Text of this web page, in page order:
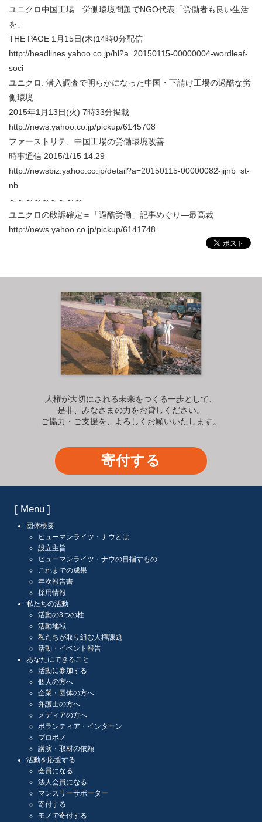
ユニクロ中国工場 労働環境問題でNGO代表「労働者も良い生活
を」
THE PAGE 1月15日(木)14時0分配信
http://headlines.yahoo.co.jp/hl?a=20150115-00000004-wordleaf-
soci
ユニクロ: 潜入調査で明らかになった中国・下請け工場の過酷な労
働環境
2015年1月13日(火) 7時33分掲載
http://news.yahoo.co.jp/pickup/6145708
ファーストリテ、中国工場の労働環境改善
時事通信 2015/1/15 14:29
http://newsbiz.yahoo.co.jp/detail?a=20150115-00000082-jijnb_st-
nb
～～～～～～～～～
ユニクロの敗訴確定＝「過酷労働」記事めぐり―最高裁
http://news.yahoo.co.jp/pickup/6141748
人権が大切にされる未来をつくる一歩として、
是非、みなさまの力をお貸しください。
ご協力・ご支援を、よろしくお願いいたします。
寄付する
[ Menu ]
団体概要
ヒューマンライツ・ナウとは
設立主旨
ヒューマンライツ・ナウの目指すもの
これまでの成果
年次報告書
採用情報
私たちの活動
活動の3つの柱
活動地域
私たちが取り組む人権課題
活動・イベント報告
あなたにできること
活動に参加する
個人の方へ
企業・団体の方へ
弁護士の方へ
メディアの方へ
ボランティア・インターン
プロボノ
講演・取材の依頼
活動を応援する
会員になる
法人会員になる
マンスリーサポーター
寄付する
モノで寄付する